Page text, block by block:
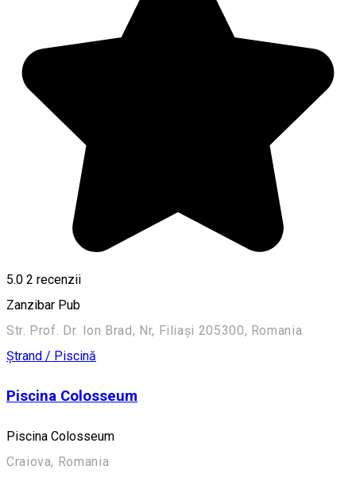
5.0 2 recenzii
Zanzibar Pub
Str. Prof. Dr. Ion Brad, Nr, Filiași 205300, Romania
Ștrand / Piscină
Piscina Colosseum
Piscina Colosseum
Craiova, Romania